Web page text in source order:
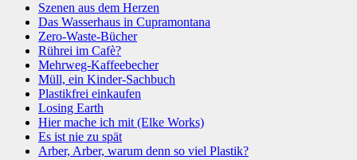
Szenen aus dem Herzen
Das Wasserhaus in Cupramontana
Zero-Waste-Bücher
Rührei im Cafè?
Mehrweg-Kaffeebecher
Müll, ein Kinder-Sachbuch
Plastikfrei einkaufen
Losing Earth
Hier mache ich mit (Elke Works)
Es ist nie zu spät
Arber, Arber, warum denn so viel Plastik?